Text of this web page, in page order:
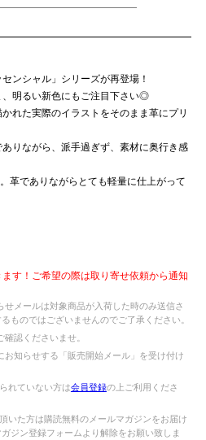
ンシャル」シリーズが再登場！
明るい新色にもご注目下さい◎
れた実際のイラストをそのまま革にプリ
りながら、派手過ぎず、素材に奥行き感
革でありながらとても軽量に仕上がって
す！ご希望の際は取り寄せ依頼から通知
メールは対象商品が入荷した時のみ送信さ
ものではございませんのでご了承ください。
確認くださいませ。
知らせする「販売開始メール」を受け付け
れていない方は会員登録の上ご利用くださ
いた方は購読無料のメールマガジンをお届け
ジン登録フォームより解除をお願い致しま